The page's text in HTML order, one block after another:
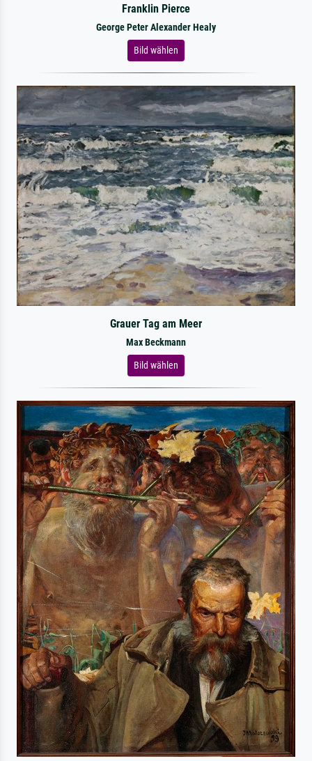
Franklin Pierce
George Peter Alexander Healy
Bild wählen
Grauer Tag am Meer
Max Beckmann
Bild wählen